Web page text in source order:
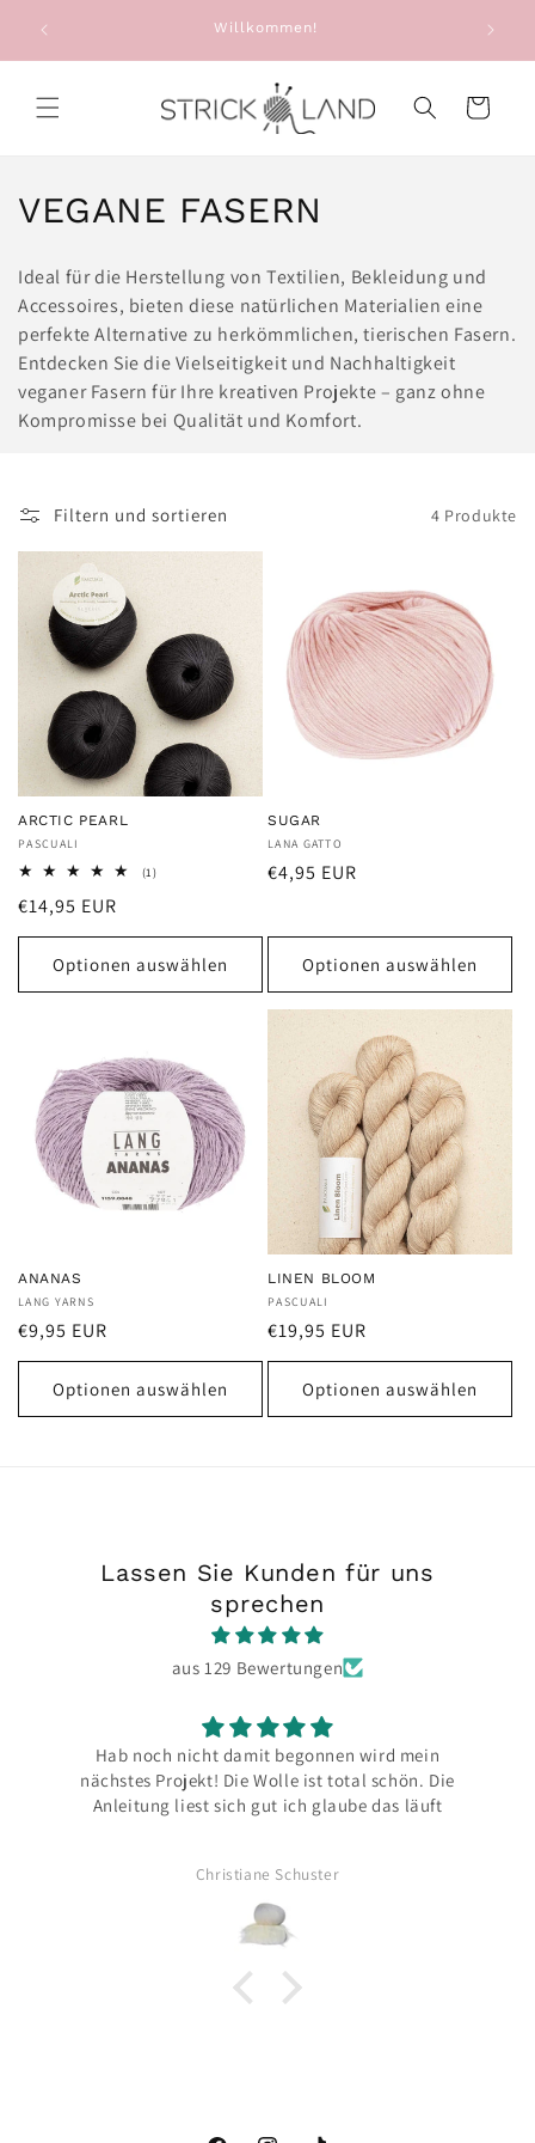
Inhalt
Willkommen! Sie
Warenkorb
K
t
e
g
o
:
VEGANE FASERN
Ideal für die Herstellung von Textilien, Bekleidung und
Accessoires, bieten diese natürlichen Materialien eine
perfekte Alternative zu herkömmlichen, tierischen Fasern.
Entdecken Sie die Vielseitigkeit und Nachhaltigkeit
veganer Fasern für Ihre kreativen Projekte – ganz ohne
Kompromisse bei Qualität und Komfort.
Filtern und sortieren 4 Produkte
ARCTIC PEARL
Anbieter:
PASCUALI
(1)1
Normaler
Preis
€14,95 EUR
Optionen auswählen
SUGAR
Anbieter:
LANA GATTO
Normaler
€4,95 EUR
Optionen auswählen
ANANAS
Anbieter:
LANG YARNS
Normaler
Preis
€9,95 EUR
Optionen auswählen
LINEN BLOOM
Anbieter:
PASCUALI
Normaler
Preis
€19,95 EUR
Optionen auswählen
Lassen Sie Kunden für uns
sprechen
aus 129 Bewertungen
Hab noch nicht damit begonnen wird mein
nächstes Projekt! Die Wolle ist total schön. Die
Anleitung liest sich gut ich glaube das läuft
Christiane Schuster